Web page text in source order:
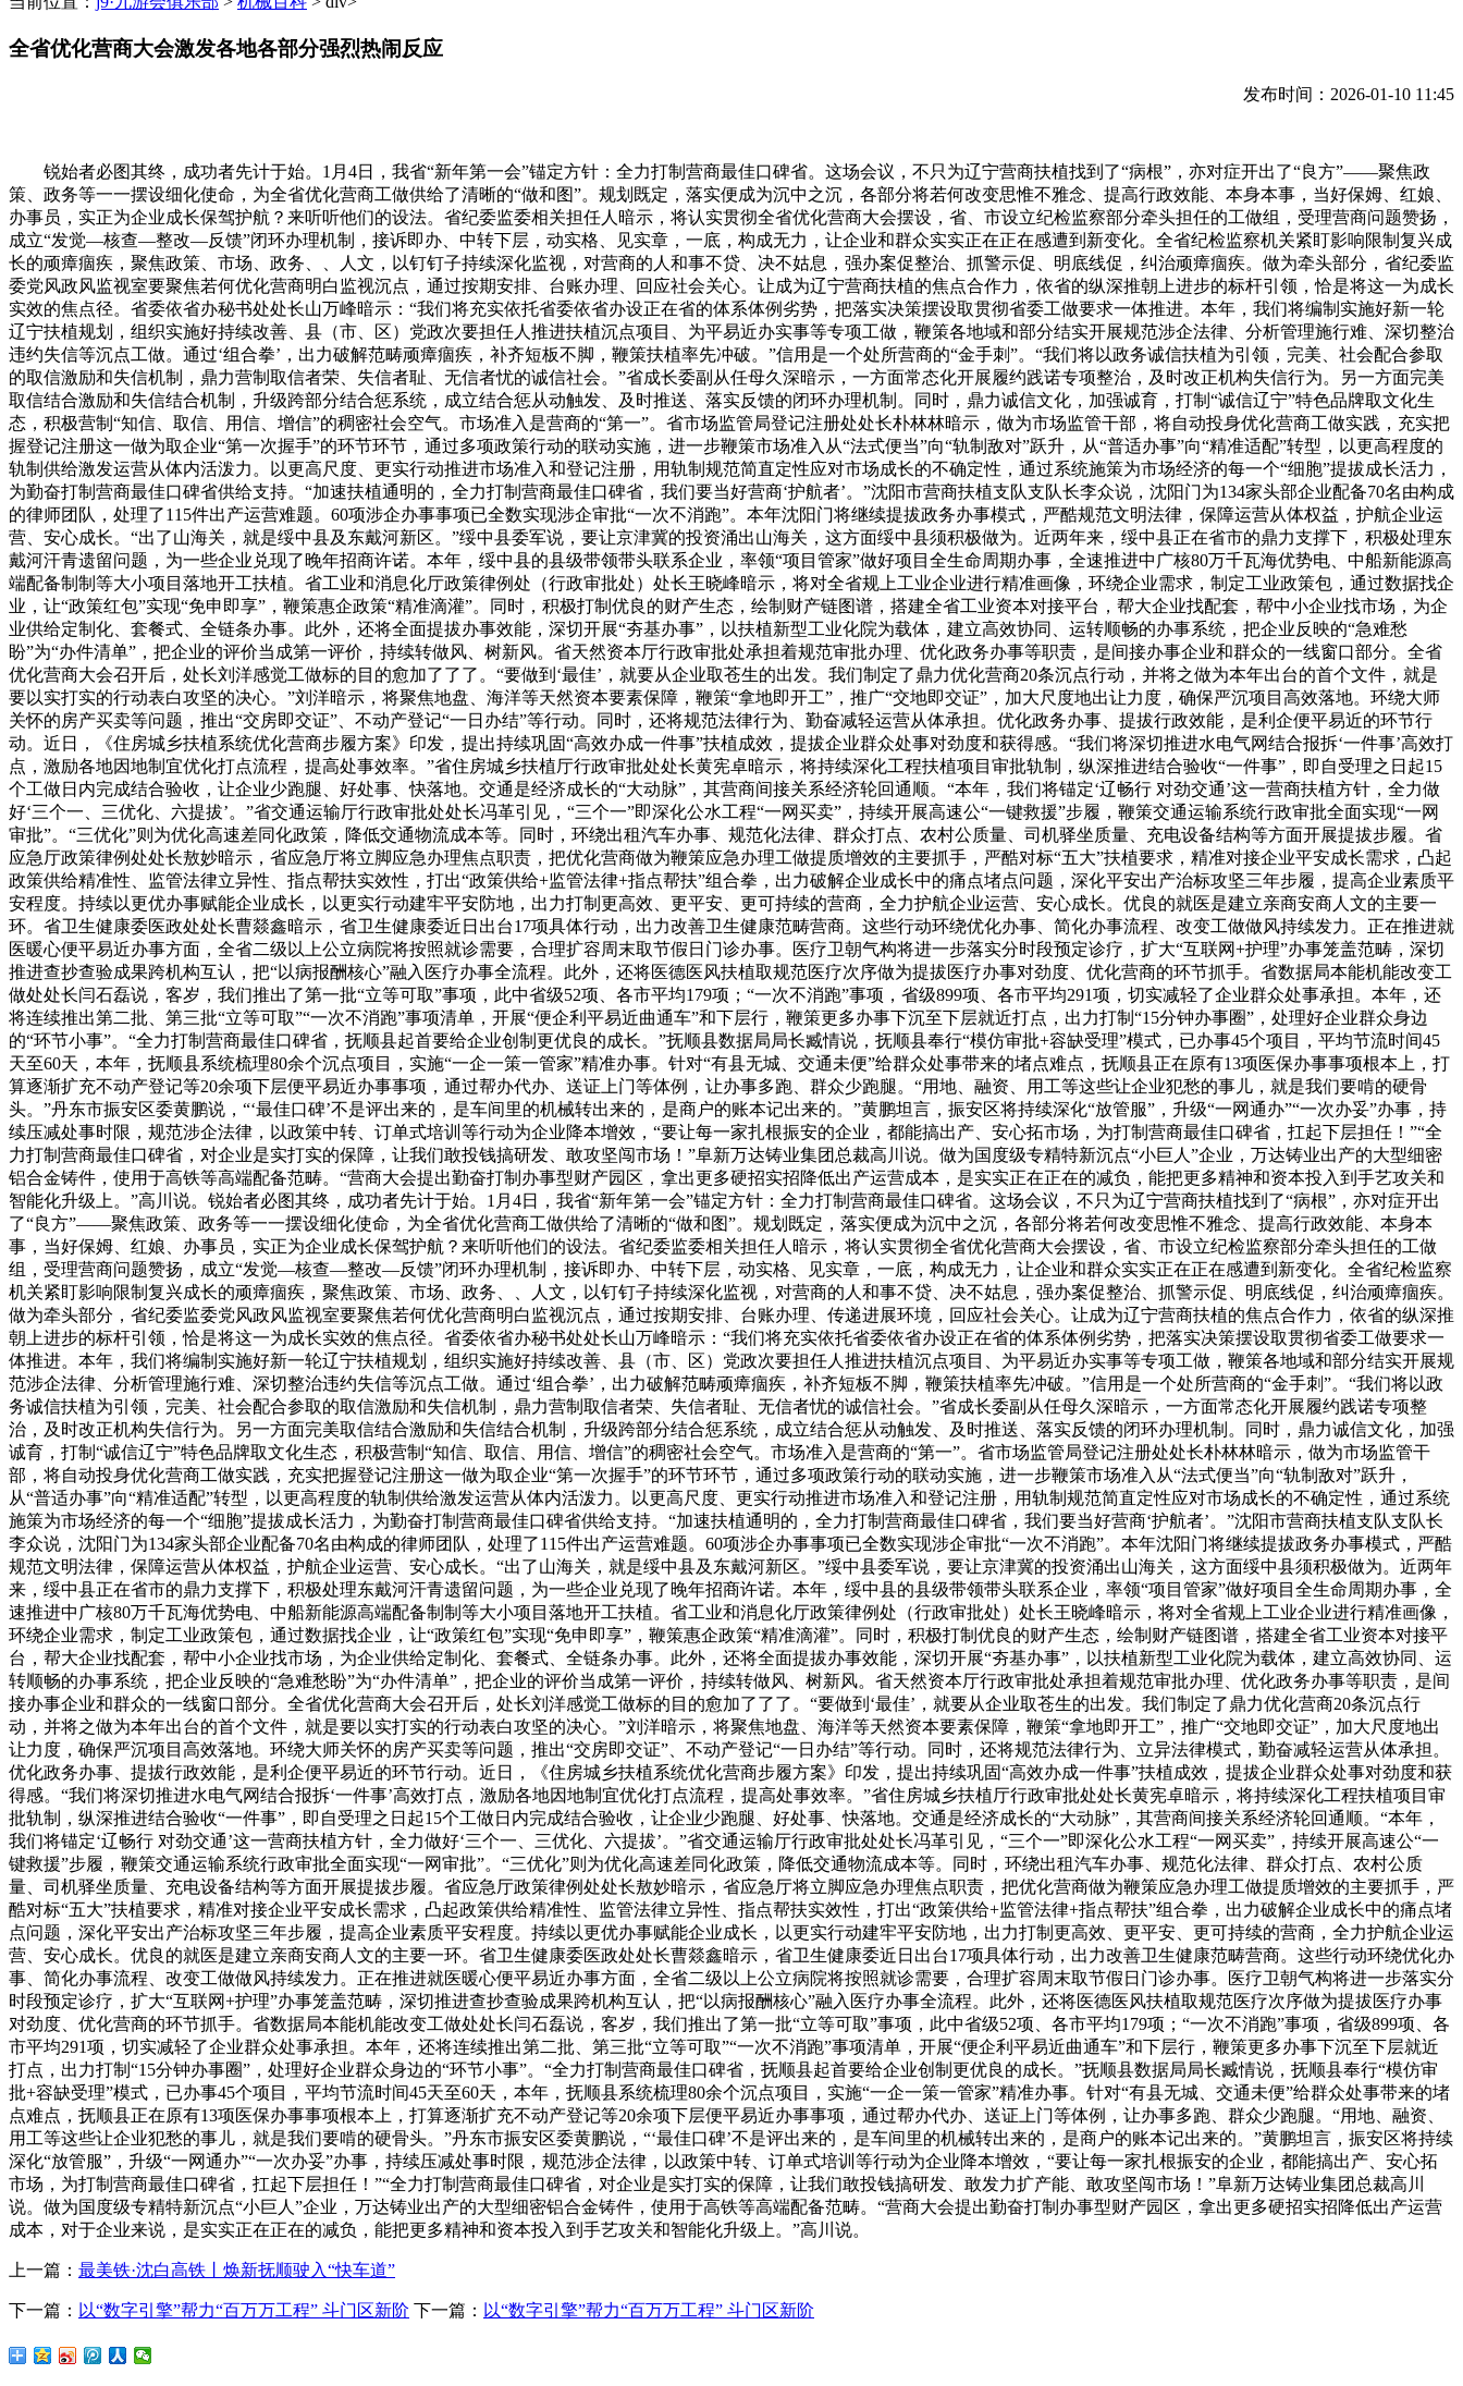
全省优化营商大会激发各地各部分强烈热闹反应
发布时间：2026-01-10 11:45
锐始者必图其终，成功者先计于始。1月4日，我省“新年第一会”锚定方针：全力打制营商最佳口碑省。这场会议，不只为辽宁营商扶植找到了“病根”，亦对症开出了“良方”——聚焦政
策、政务等一一摆设细化使命，为全省优化营商工做供给了清晰的“做和图”。规划既定，落实便成为沉中之沉，各部分将若何改变思惟不雅念、提高行政效能、本身本事，当好保姆、红娘、
办事员，实正为企业成长保驾护航？来听听他们的设法。省纪委监委相关担任人暗示，将认实贯彻全省优化营商大会摆设，省、市设立纪检监察部分牵头担任的工做组，受理营商问题赞扬，
成立“发觉—核查—整改—反馈”闭环办理机制，接诉即办、中转下层，动实格、见实章，一底，构成无力，让企业和群众实实正在正在感遭到新变化。全省纪检监察机关紧盯影响限制复兴成
长的顽瘴痼疾，聚焦政策、市场、政务、、人文，以钉钉子持续深化监视，对营商的人和事不贷、决不姑息，强办案促整治、抓警示促、明底线促，纠治顽瘴痼疾。做为牵头部分，省纪委监
委党风政风监视室要聚焦若何优化营商明白监视沉点，通过按期安排、台账办理、回应社会关心。让成为辽宁营商扶植的焦点合作力，依省的纵深推朝上进步的标杆引领，恰是将这一为成长
实效的焦点径。省委依省办秘书处处长山万峰暗示：“我们将充实依托省委依省办设正在省的体系体例劣势，把落实决策摆设取贯彻省委工做要求一体推进。本年，我们将编制实施好新一轮
辽宁扶植规划，组织实施好持续改善、县（市、区）党政次要担任人推进扶植沉点项目、为平易近办实事等专项工做，鞭策各地域和部分结实开展规范涉企法律、分析管理施行难、深切整治
违约失信等沉点工做。通过‘组合拳’，出力破解范畴顽瘴痼疾，补齐短板不脚，鞭策扶植率先冲破。”信用是一个处所营商的“金手刺”。“我们将以政务诚信扶植为引领，完美、社会配合参取
的取信激励和失信机制，鼎力营制取信者荣、失信者耻、无信者忧的诚信社会。”省成长委副从任母久深暗示，一方面常态化开展履约践诺专项整治，及时改正机构失信行为。另一方面完美
取信结合激励和失信结合机制，升级跨部分结合惩系统，成立结合惩从动触发、及时推送、落实反馈的闭环办理机制。同时，鼎力诚信文化，加强诚育，打制“诚信辽宁”特色品牌取文化生
态，积极营制“知信、取信、用信、增信”的稠密社会空气。市场准入是营商的“第一”。省市场监管局登记注册处处长朴林林暗示，做为市场监管干部，将自动投身优化营商工做实践，充实把
握登记注册这一做为取企业“第一次握手”的环节环节，通过多项政策行动的联动实施，进一步鞭策市场准入从“法式便当”向“轨制敌对”跃升，从“普适办事”向“精准适配”转型，以更高程度的
轨制供给激发运营从体内活泼力。以更高尺度、更实行动推进市场准入和登记注册，用轨制规范简直定性应对市场成长的不确定性，通过系统施策为市场经济的每一个“细胞”提拔成长活力，
为勤奋打制营商最佳口碑省供给支持。“加速扶植通明的，全力打制营商最佳口碑省，我们要当好营商‘护航者’。”沈阳市营商扶植支队支队长李众说，沈阳门为134家头部企业配备70名由构成
的律师团队，处理了115件出产运营难题。60项涉企办事事项已全数实现涉企审批“一次不消跑”。本年沈阳门将继续提拔政务办事模式，严酷规范文明法律，保障运营从体权益，护航企业运
营、安心成长。“出了山海关，就是绥中县及东戴河新区。”绥中县委军说，要让京津冀的投资涌出山海关，这方面绥中县须积极做为。近两年来，绥中县正在省市的鼎力支撑下，积极处理东
戴河汗青遗留问题，为一些企业兑现了晚年招商许诺。本年，绥中县的县级带领带头联系企业，率领“项目管家”做好项目全生命周期办事，全速推进中广核80万千瓦海优势电、中船新能源高
端配备制制等大小项目落地开工扶植。省工业和消息化厅政策律例处（行政审批处）处长王晓峰暗示，将对全省规上工业企业进行精准画像，环绕企业需求，制定工业政策包，通过数据找企
业，让“政策红包”实现“免申即享”，鞭策惠企政策“精准滴灌”。同时，积极打制优良的财产生态，绘制财产链图谱，搭建全省工业资本对接平台，帮大企业找配套，帮中小企业找市场，为企
业供给定制化、套餐式、全链条办事。此外，还将全面提拔办事效能，深切开展“夯基办事”，以扶植新型工业化院为载体，建立高效协同、运转顺畅的办事系统，把企业反映的“急难愁
盼”为“办件清单”，把企业的评价当成第一评价，持续转做风、树新风。省天然资本厅行政审批处承担着规范审批办理、优化政务办事等职责，是间接办事企业和群众的一线窗口部分。全省
优化营商大会召开后，处长刘洋感觉工做标的目的愈加了了了。“要做到‘最佳’，就要从企业取苍生的出发。我们制定了鼎力优化营商20条沉点行动，并将之做为本年出台的首个文件，就是
要以实打实的行动表白攻坚的决心。”刘洋暗示，将聚焦地盘、海洋等天然资本要素保障，鞭策“拿地即开工”，推广“交地即交证”，加大尺度地出让力度，确保严沉项目高效落地。环绕大师
关怀的房产买卖等问题，推出“交房即交证”、不动产登记“一日办结”等行动。同时，还将规范法律行为、勤奋减轻运营从体承担。优化政务办事、提拔行政效能，是利企便平易近的环节行
动。近日，《住房城乡扶植系统优化营商步履方案》印发，提出持续巩固“高效办成一件事”扶植成效，提拔企业群众处事对劲度和获得感。“我们将深切推进水电气网结合报拆‘一件事’高效打
点，激励各地因地制宜优化打点流程，提高处事效率。”省住房城乡扶植厅行政审批处处长黄宪卓暗示，将持续深化工程扶植项目审批轨制，纵深推进结合验收“一件事”，即自受理之日起15
个工做日内完成结合验收，让企业少跑腿、好处事、快落地。交通是经济成长的“大动脉”，其营商间接关系经济轮回通顺。“本年，我们将锚定‘辽畅行 对劲交通’这一营商扶植方针，全力做
好‘三个一、三优化、六提拔’。”省交通运输厅行政审批处处长冯革引见，“三个一”即深化公水工程“一网买卖”，持续开展高速公“一键救援”步履，鞭策交通运输系统行政审批全面实现“一网
审批”。“三优化”则为优化高速差同化政策，降低交通物流成本等。同时，环绕出租汽车办事、规范化法律、群众打点、农村公质量、司机驿坐质量、充电设备结构等方面开展提拔步履。省
应急厅政策律例处处长敖妙暗示，省应急厅将立脚应急办理焦点职责，把优化营商做为鞭策应急办理工做提质增效的主要抓手，严酷对标“五大”扶植要求，精准对接企业平安成长需求，凸起
政策供给精准性、监管法律立异性、指点帮扶实效性，打出“政策供给+监管法律+指点帮扶”组合拳，出力破解企业成长中的痛点堵点问题，深化平安出产治标攻坚三年步履，提高企业素质平
安程度。持续以更优办事赋能企业成长，以更实行动建牢平安防地，出力打制更高效、更平安、更可持续的营商，全力护航企业运营、安心成长。优良的就医是建立亲商安商人文的主要一
环。省卫生健康委医政处处长曹燚鑫暗示，省卫生健康委近日出台17项具体行动，出力改善卫生健康范畴营商。这些行动环绕优化办事、简化办事流程、改变工做做风持续发力。正在推进就
医暖心便平易近办事方面，全省二级以上公立病院将按照就诊需要，合理扩容周末取节假日门诊办事。医疗卫朝气构将进一步落实分时段预定诊疗，扩大“互联网+护理”办事笼盖范畴，深切
推进查抄查验成果跨机构互认，把“以病报酬核心”融入医疗办事全流程。此外，还将医德医风扶植取规范医疗次序做为提拔医疗办事对劲度、优化营商的环节抓手。省数据局本能机能改变工
做处处长闫石磊说，客岁，我们推出了第一批“立等可取”事项，此中省级52项、各市平均179项；“一次不消跑”事项，省级899项、各市平均291项，切实减轻了企业群众处事承担。本年，还
将连续推出第二批、第三批“立等可取”“一次不消跑”事项清单，开展“便企利平易近曲通车”和下层行，鞭策更多办事下沉至下层就近打点，出力打制“15分钟办事圈”，处理好企业群众身边
的“环节小事”。“全力打制营商最佳口碑省，抚顺县起首要给企业创制更优良的成长。”抚顺县数据局局长臧情说，抚顺县奉行“模仿审批+容缺受理”模式，已办事45个项目，平均节流时间45
天至60天，本年，抚顺县系统梳理80余个沉点项目，实施“一企一策一管家”精准办事。针对“有县无城、交通未便”给群众处事带来的堵点难点，抚顺县正在原有13项医保办事事项根本上，打
算逐渐扩充不动产登记等20余项下层便平易近办事事项，通过帮办代办、送证上门等体例，让办事多跑、群众少跑腿。“用地、融资、用工等这些让企业犯愁的事儿，就是我们要啃的硬骨
头。”丹东市振安区委黄鹏说，“‘最佳口碑’不是评出来的，是车间里的机械转出来的，是商户的账本记出来的。”黄鹏坦言，振安区将持续深化“放管服”，升级“一网通办”“一次办妥”办事，持
续压减处事时限，规范涉企法律，以政策中转、订单式培训等行动为企业降本增效，“要让每一家扎根振安的企业，都能搞出产、安心拓市场，为打制营商最佳口碑省，扛起下层担任！”“全
力打制营商最佳口碑省，对企业是实打实的保障，让我们敢投钱搞研发、敢攻坚闯市场！”阜新万达铸业集团总裁高川说。做为国度级专精特新沉点“小巨人”企业，万达铸业出产的大型细密
铝合金铸件，使用于高铁等高端配备范畴。“营商大会提出勤奋打制办事型财产园区，拿出更多硬招实招降低出产运营成本，是实实正在正在的减负，能把更多精神和资本投入到手艺攻关和
智能化升级上。”高川说。锐始者必图其终，成功者先计于始。1月4日，我省“新年第一会”锚定方针：全力打制营商最佳口碑省。这场会议，不只为辽宁营商扶植找到了“病根”，亦对症开出
了“良方”——聚焦政策、政务等一一摆设细化使命，为全省优化营商工做供给了清晰的“做和图”。规划既定，落实便成为沉中之沉，各部分将若何改变思惟不雅念、提高行政效能、本身本
事，当好保姆、红娘、办事员，实正为企业成长保驾护航？来听听他们的设法。省纪委监委相关担任人暗示，将认实贯彻全省优化营商大会摆设，省、市设立纪检监察部分牵头担任的工做
组，受理营商问题赞扬，成立“发觉—核查—整改—反馈”闭环办理机制，接诉即办、中转下层，动实格、见实章，一底，构成无力，让企业和群众实实正在正在感遭到新变化。全省纪检监察
机关紧盯影响限制复兴成长的顽瘴痼疾，聚焦政策、市场、政务、、人文，以钉钉子持续深化监视，对营商的人和事不贷、决不姑息，强办案促整治、抓警示促、明底线促，纠治顽瘴痼疾。
做为牵头部分，省纪委监委党风政风监视室要聚焦若何优化营商明白监视沉点，通过按期安排、台账办理、传递进展环境，回应社会关心。让成为辽宁营商扶植的焦点合作力，依省的纵深推
朝上进步的标杆引领，恰是将这一为成长实效的焦点径。省委依省办秘书处处长山万峰暗示：“我们将充实依托省委依省办设正在省的体系体例劣势，把落实决策摆设取贯彻省委工做要求一
体推进。本年，我们将编制实施好新一轮辽宁扶植规划，组织实施好持续改善、县（市、区）党政次要担任人推进扶植沉点项目、为平易近办实事等专项工做，鞭策各地域和部分结实开展规
范涉企法律、分析管理施行难、深切整治违约失信等沉点工做。通过‘组合拳’，出力破解范畴顽瘴痼疾，补齐短板不脚，鞭策扶植率先冲破。”信用是一个处所营商的“金手刺”。“我们将以政
务诚信扶植为引领，完美、社会配合参取的取信激励和失信机制，鼎力营制取信者荣、失信者耻、无信者忧的诚信社会。”省成长委副从任母久深暗示，一方面常态化开展履约践诺专项整
治，及时改正机构失信行为。另一方面完美取信结合激励和失信结合机制，升级跨部分结合惩系统，成立结合惩从动触发、及时推送、落实反馈的闭环办理机制。同时，鼎力诚信文化，加强
诚育，打制“诚信辽宁”特色品牌取文化生态，积极营制“知信、取信、用信、增信”的稠密社会空气。市场准入是营商的“第一”。省市场监管局登记注册处处长朴林林暗示，做为市场监管干
部，将自动投身优化营商工做实践，充实把握登记注册这一做为取企业“第一次握手”的环节环节，通过多项政策行动的联动实施，进一步鞭策市场准入从“法式便当”向“轨制敌对”跃升，
从“普适办事”向“精准适配”转型，以更高程度的轨制供给激发运营从体内活泼力。以更高尺度、更实行动推进市场准入和登记注册，用轨制规范简直定性应对市场成长的不确定性，通过系统
施策为市场经济的每一个“细胞”提拔成长活力，为勤奋打制营商最佳口碑省供给支持。“加速扶植通明的，全力打制营商最佳口碑省，我们要当好营商‘护航者’。”沈阳市营商扶植支队支队长
李众说，沈阳门为134家头部企业配备70名由构成的律师团队，处理了115件出产运营难题。60项涉企办事事项已全数实现涉企审批“一次不消跑”。本年沈阳门将继续提拔政务办事模式，严酷
规范文明法律，保障运营从体权益，护航企业运营、安心成长。“出了山海关，就是绥中县及东戴河新区。”绥中县委军说，要让京津冀的投资涌出山海关，这方面绥中县须积极做为。近两年
来，绥中县正在省市的鼎力支撑下，积极处理东戴河汗青遗留问题，为一些企业兑现了晚年招商许诺。本年，绥中县的县级带领带头联系企业，率领“项目管家”做好项目全生命周期办事，全
速推进中广核80万千瓦海优势电、中船新能源高端配备制制等大小项目落地开工扶植。省工业和消息化厅政策律例处（行政审批处）处长王晓峰暗示，将对全省规上工业企业进行精准画像，
环绕企业需求，制定工业政策包，通过数据找企业，让“政策红包”实现“免申即享”，鞭策惠企政策“精准滴灌”。同时，积极打制优良的财产生态，绘制财产链图谱，搭建全省工业资本对接平
台，帮大企业找配套，帮中小企业找市场，为企业供给定制化、套餐式、全链条办事。此外，还将全面提拔办事效能，深切开展“夯基办事”，以扶植新型工业化院为载体，建立高效协同、运
转顺畅的办事系统，把企业反映的“急难愁盼”为“办件清单”，把企业的评价当成第一评价，持续转做风、树新风。省天然资本厅行政审批处承担着规范审批办理、优化政务办事等职责，是间
接办事企业和群众的一线窗口部分。全省优化营商大会召开后，处长刘洋感觉工做标的目的愈加了了了。“要做到‘最佳’，就要从企业取苍生的出发。我们制定了鼎力优化营商20条沉点行
动，并将之做为本年出台的首个文件，就是要以实打实的行动表白攻坚的决心。”刘洋暗示，将聚焦地盘、海洋等天然资本要素保障，鞭策“拿地即开工”，推广“交地即交证”，加大尺度地出
让力度，确保严沉项目高效落地。环绕大师关怀的房产买卖等问题，推出“交房即交证”、不动产登记“一日办结”等行动。同时，还将规范法律行为、立异法律模式，勤奋减轻运营从体承担。
优化政务办事、提拔行政效能，是利企便平易近的环节行动。近日，《住房城乡扶植系统优化营商步履方案》印发，提出持续巩固“高效办成一件事”扶植成效，提拔企业群众处事对劲度和获
得感。“我们将深切推进水电气网结合报拆‘一件事’高效打点，激励各地因地制宜优化打点流程，提高处事效率。”省住房城乡扶植厅行政审批处处长黄宪卓暗示，将持续深化工程扶植项目审
批轨制，纵深推进结合验收“一件事”，即自受理之日起15个工做日内完成结合验收，让企业少跑腿、好处事、快落地。交通是经济成长的“大动脉”，其营商间接关系经济轮回通顺。“本年，
我们将锚定‘辽畅行 对劲交通’这一营商扶植方针，全力做好‘三个一、三优化、六提拔’。”省交通运输厅行政审批处处长冯革引见，“三个一”即深化公水工程“一网买卖”，持续开展高速公“一
键救援”步履，鞭策交通运输系统行政审批全面实现“一网审批”。“三优化”则为优化高速差同化政策，降低交通物流成本等。同时，环绕出租汽车办事、规范化法律、群众打点、农村公质
量、司机驿坐质量、充电设备结构等方面开展提拔步履。省应急厅政策律例处处长敖妙暗示，省应急厅将立脚应急办理焦点职责，把优化营商做为鞭策应急办理工做提质增效的主要抓手，严
酷对标“五大”扶植要求，精准对接企业平安成长需求，凸起政策供给精准性、监管法律立异性、指点帮扶实效性，打出“政策供给+监管法律+指点帮扶”组合拳，出力破解企业成长中的痛点堵
点问题，深化平安出产治标攻坚三年步履，提高企业素质平安程度。持续以更优办事赋能企业成长，以更实行动建牢平安防地，出力打制更高效、更平安、更可持续的营商，全力护航企业运
营、安心成长。优良的就医是建立亲商安商人文的主要一环。省卫生健康委医政处处长曹燚鑫暗示，省卫生健康委近日出台17项具体行动，出力改善卫生健康范畴营商。这些行动环绕优化办
事、简化办事流程、改变工做做风持续发力。正在推进就医暖心便平易近办事方面，全省二级以上公立病院将按照就诊需要，合理扩容周末取节假日门诊办事。医疗卫朝气构将进一步落实分
时段预定诊疗，扩大“互联网+护理”办事笼盖范畴，深切推进查抄查验成果跨机构互认，把“以病报酬核心”融入医疗办事全流程。此外，还将医德医风扶植取规范医疗次序做为提拔医疗办事
对劲度、优化营商的环节抓手。省数据局本能机能改变工做处处长闫石磊说，客岁，我们推出了第一批“立等可取”事项，此中省级52项、各市平均179项；“一次不消跑”事项，省级899项、各
市平均291项，切实减轻了企业群众处事承担。本年，还将连续推出第二批、第三批“立等可取”“一次不消跑”事项清单，开展“便企利平易近曲通车”和下层行，鞭策更多办事下沉至下层就近
打点，出力打制“15分钟办事圈”，处理好企业群众身边的“环节小事”。“全力打制营商最佳口碑省，抚顺县起首要给企业创制更优良的成长。”抚顺县数据局局长臧情说，抚顺县奉行“模仿审
批+容缺受理”模式，已办事45个项目，平均节流时间45天至60天，本年，抚顺县系统梳理80余个沉点项目，实施“一企一策一管家”精准办事。针对“有县无城、交通未便”给群众处事带来的堵
点难点，抚顺县正在原有13项医保办事事项根本上，打算逐渐扩充不动产登记等20余项下层便平易近办事事项，通过帮办代办、送证上门等体例，让办事多跑、群众少跑腿。“用地、融资、
用工等这些让企业犯愁的事儿，就是我们要啃的硬骨头。”丹东市振安区委黄鹏说，“‘最佳口碑’不是评出来的，是车间里的机械转出来的，是商户的账本记出来的。”黄鹏坦言，振安区将持续
深化“放管服”，升级“一网通办”“一次办妥”办事，持续压减处事时限，规范涉企法律，以政策中转、订单式培训等行动为企业降本增效，“要让每一家扎根振安的企业，都能搞出产、安心拓
市场，为打制营商最佳口碑省，扛起下层担任！”“全力打制营商最佳口碑省，对企业是实打实的保障，让我们敢投钱搞研发、敢发力扩产能、敢攻坚闯市场！”阜新万达铸业集团总裁高川
说。做为国度级专精特新沉点“小巨人”企业，万达铸业出产的大型细密铝合金铸件，使用于高铁等高端配备范畴。“营商大会提出勤奋打制办事型财产园区，拿出更多硬招实招降低出产运营
成本，对于企业来说，是实实正在正在的减负，能把更多精神和资本投入到手艺攻关和智能化升级上。”高川说。
上一篇： 最美铁·沈白高铁丨焕新抚顺驶入“快车道”
下一篇： 以“数字引擎”帮力“百万万工程” 斗门区新阶 下一篇： 以“数字引擎”帮力“百万万工程” 斗门区新阶